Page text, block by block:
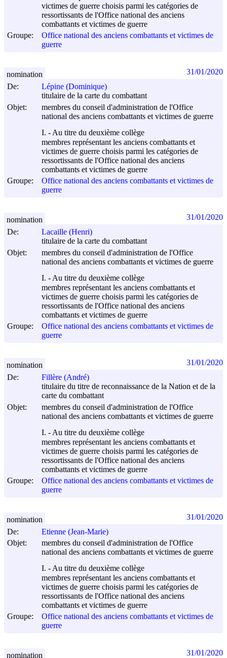
victimes de guerre choisis parmi les catégories de
ressortissants de l'Office national des anciens
combattants et victimes de guerre
Groupe:
Office national des anciens combattants et victimes de
guerre
De:
Lépine (Dominique)
titulaire de la carte du combattant
Objet:
membres du conseil d'administration de l'Office
national des anciens combattants et victimes de guerre
I. - Au titre du deuxième collège
membres représentant les anciens combattants et
victimes de guerre choisis parmi les catégories de
ressortissants de l'Office national des anciens
combattants et victimes de guerre
Groupe:
Office national des anciens combattants et victimes de
guerre
nomination 31/01/2020
De:
Lacaille (Henri)
titulaire de la carte du combattant
Objet:
membres du conseil d'administration de l'Office
national des anciens combattants et victimes de guerre
I. - Au titre du deuxième collège
membres représentant les anciens combattants et
victimes de guerre choisis parmi les catégories de
ressortissants de l'Office national des anciens
combattants et victimes de guerre
Groupe:
Office national des anciens combattants et victimes de
guerre
nomination 31/01/2020
De:
Fillère (André)
titulaire du titre de reconnaissance de la Nation et de la
carte du combattant
Objet:
membres du conseil d'administration de l'Office
national des anciens combattants et victimes de guerre
I. - Au titre du deuxième collège
membres représentant les anciens combattants et
victimes de guerre choisis parmi les catégories de
ressortissants de l'Office national des anciens
combattants et victimes de guerre
Groupe:
Office national des anciens combattants et victimes de
guerre
nomination 31/01/2020
De:
Etienne (Jean-Marie)
Objet:
membres du conseil d'administration de l'Office
national des anciens combattants et victimes de guerre
I. - Au titre du deuxième collège
membres représentant les anciens combattants et
victimes de guerre choisis parmi les catégories de
ressortissants de l'Office national des anciens
combattants et victimes de guerre
Groupe:
Office national des anciens combattants et victimes de
guerre
nomination 31/01/2020
nomination 31/01/2020